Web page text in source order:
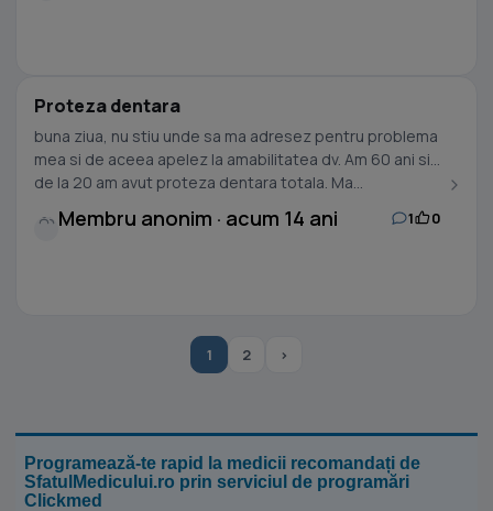
Proteza dentara
buna ziua, nu stiu unde sa ma adresez pentru problema
mea si de aceea apelez la amabilitatea dv. Am 60 ani si
de la 20 am avut proteza dentara totala. Ma...
Membru anonim · acum 14 ani 1 0
1 2 ›
Programează-te rapid la medicii recomandați de
SfatulMedicului.ro prin serviciul de programări
Clickmed